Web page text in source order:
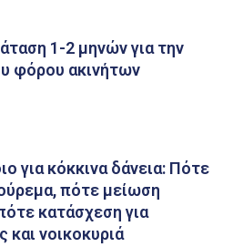
1-2 μηνών για την
φόρου ακινήτων
για κόκκινα δάνεια: Πότε
πότε μείωση
κατάσχεση για
και νοικοκυριά